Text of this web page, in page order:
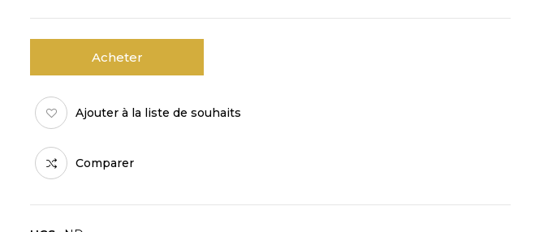
Acheter
Ajouter à la liste de souhaits
Comparer